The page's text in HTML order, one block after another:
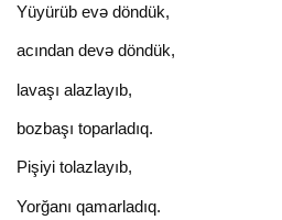
Yüyürüb evə döndük,
acından devə döndük,
lavaşı alazlayıb,
bozbaşı toparladıq.
Pişiyi tolazlayıb,
Yorğanı qamarladıq.